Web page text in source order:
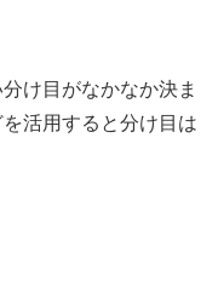
け目がなかなか決ま
活用すると分け目は